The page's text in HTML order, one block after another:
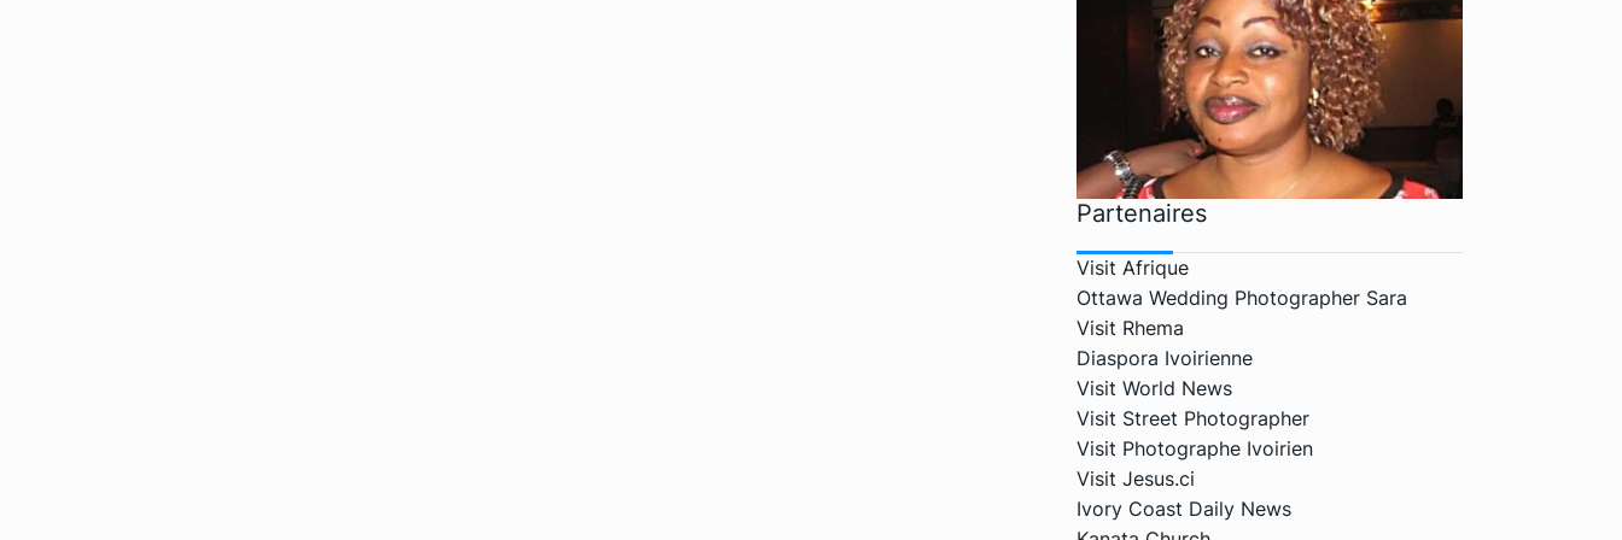
Partenaires
Visit Afrique
Ottawa Wedding Photographer Sara
Visit Rhema
Diaspora Ivoirienne
Visit World News
Visit Street Photographer
Visit Photographe Ivoirien
Visit Jesus.ci
Ivory Coast Daily News